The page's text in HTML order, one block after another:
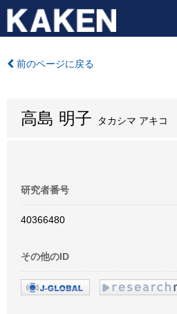
前のページに戻る
高島 明子 タカシマ アキコ
研究者番号
40366480
その他のID